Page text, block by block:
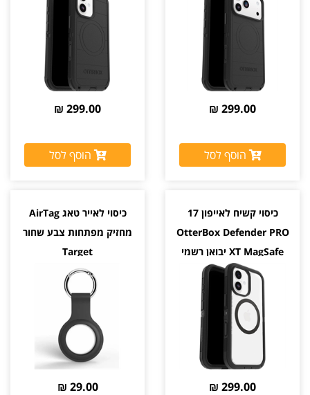
299.00 ₪
הוסף לסל
299.00 ₪
הוסף לסל
כיסוי קשיח לאייפון 17
OtterBox Defender PRO
XT MagSafe יבואן רשמי
299.00 ₪
כיסוי לאייר טאג AirTag
מחזיק מפתחות צבע שחור
Target
29.00 ₪